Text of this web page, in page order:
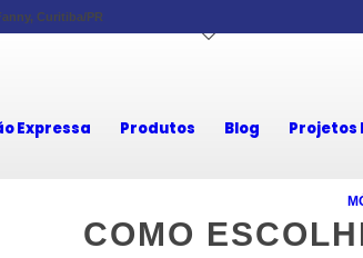
Curitiba/PR
Expressa Produtos Blog Projetos
COMO